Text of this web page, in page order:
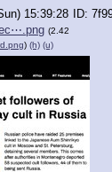
15:39:28
(2.42
) (h) (u)